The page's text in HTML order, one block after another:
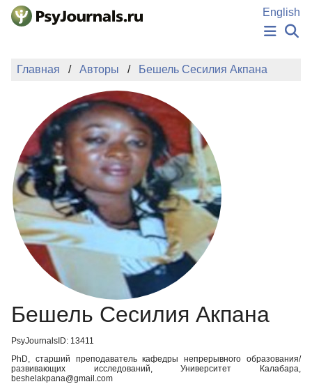
Перейти к основному содержанию
English
НОВОСТИ
АВТОРЫ
ПОДАТЬ РУКОПИСЬ
БАЗА ЗНАНИЙ
КЛЮЧЕВЫЕ СЛОВА
Регистрация
Главная Авторы Бешель Сесилия Акпана
Бешель Сесилия Акпана
PsyJournalsID: 13411
PhD, старший преподаватель кафедры непрерывного образования/
развивающих исследований, Университет Калабара,
beshelakpana@gmail.com